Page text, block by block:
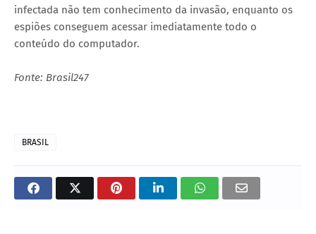
infectada não tem conhecimento da invasão, enquanto os
espiões conseguem acessar imediatamente todo o
conteúdo do computador.
Fonte: Brasil247
BRASIL